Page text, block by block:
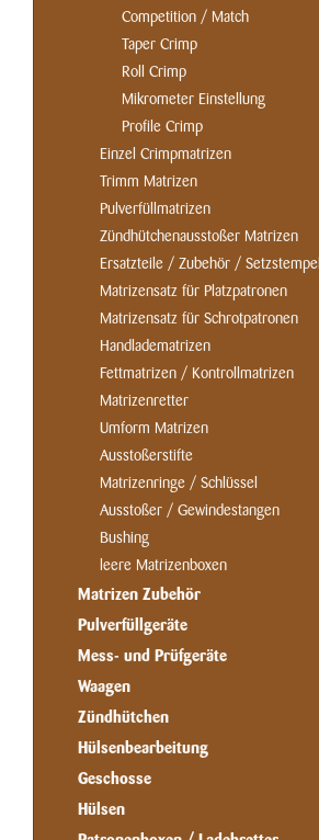
Competition / Match
Taper Crimp
Roll Crimp
Mikrometer Einstellung
Profile Crimp
Einzel Crimpmatrizen
Trimm Matrizen
Pulverfüllmatrizen
Zündhütchenausstoßer Matrizen
Ersatzteile / Zubehör / Setzstempel
Matrizensatz für Platzpatronen
Matrizensatz für Schrotpatronen
Handladematrizen
Fettmatrizen / Kontrollmatrizen
Matrizenretter
Umform Matrizen
Ausstoßerstifte
Matrizenringe / Schlüssel
Ausstoßer / Gewindestangen
Bushing
leere Matrizenboxen
Matrizen Zubehör
Pulverfüllgeräte
Mess- und Prüfgeräte
Waagen
Zündhütchen
Hülsenbearbeitung
Geschosse
Hülsen